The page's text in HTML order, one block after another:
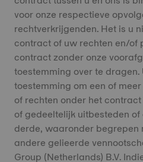
voor onze respectieve
rechtverkrijgenden. Het is u
contract of uw rechten en/of
contract zonder onze
toestemming over te
toestemming om een of
of rechten onder het
of gedeeltelijk uitbesteden
derde, waaronder
andere gelieerde
Group (Netherlands) B.V.